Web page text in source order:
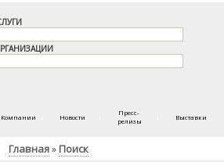
Компании Новости
Пресс-
релизы
Выставки
Главная» Поиск